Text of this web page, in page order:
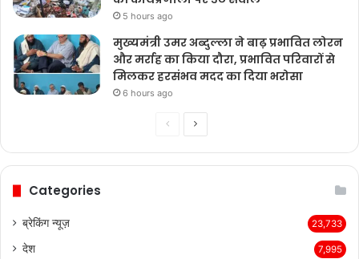
5 hours ago
मुख्यमंत्री उमर अब्दुल्ला ने बाढ़ प्रभावित लोरन
और मर्राह का किया दौरा, प्रभावित परिवारों से
मिलकर हरसंभव मदद का दिया भरोसा
6 hours ago
PreviousNext
Categories
ब्रेकिंग न्यूज़ 23,733
देश 7,995